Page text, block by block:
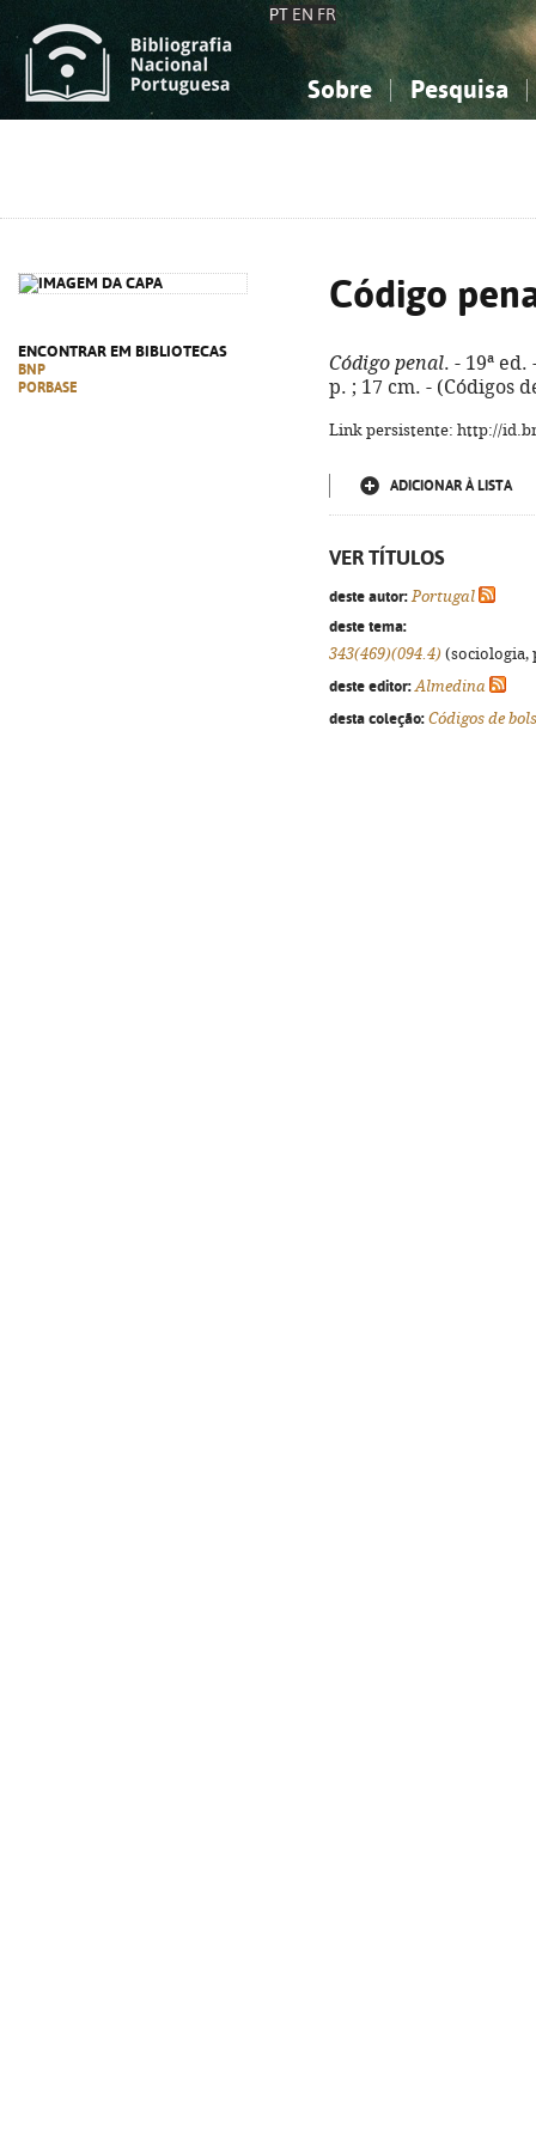
PT EN FR
Sobre Pesquisa
ENCONTRAR EM BIBLIOTECAS
BNP
PORBASE
Código
Código penal. - 19ª
p. ; 17 cm. - (Códigos
Link persistente: http://
ADICIONAR À LISTA
VER TÍTULOS
deste autor: Portugal
deste tema:
343(469)(094.4) (sociologia,
deste editor: Almedina
desta coleção: Códigos de